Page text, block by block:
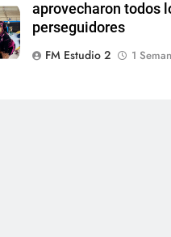
aprovecharon todos
perseguidores
FM Estudio 2
1